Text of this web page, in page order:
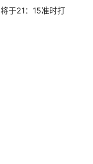
于21：15准时打